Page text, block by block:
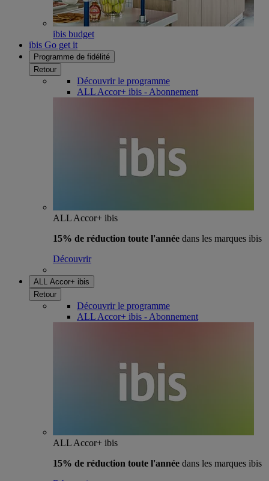
ibis budget
ibis Go get it
Programme de fidélité
Retour
Découvrir le programme
ALL Accor+ ibis - Abonnement
ALL Accor+ ibis
15% de réduction toute l'année dans les marques ibis
Découvrir
ALL Accor+ ibis
Retour
Découvrir le programme
ALL Accor+ ibis - Abonnement
ALL Accor+ ibis
15% de réduction toute l'année dans les marques ibis